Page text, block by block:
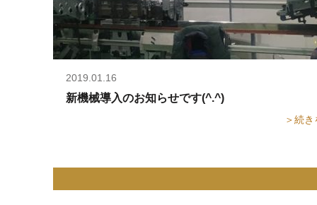
2019.01.16
新機械導入のお知らせです(^.^)
＞続